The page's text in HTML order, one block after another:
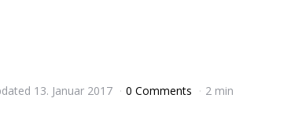
13. Januar 2017 0 Comments 2 min